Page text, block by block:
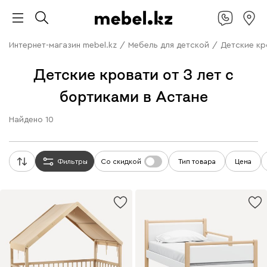
Интернет-магазин mebel.kz / Мебель для детской / Детские
Детские кровати от 3 лет с
бортиками в Астане
Найдено 10
Фильтры Со скидкой Тип товара Цена